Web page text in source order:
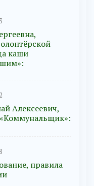
каши
Алексеевич,
правила